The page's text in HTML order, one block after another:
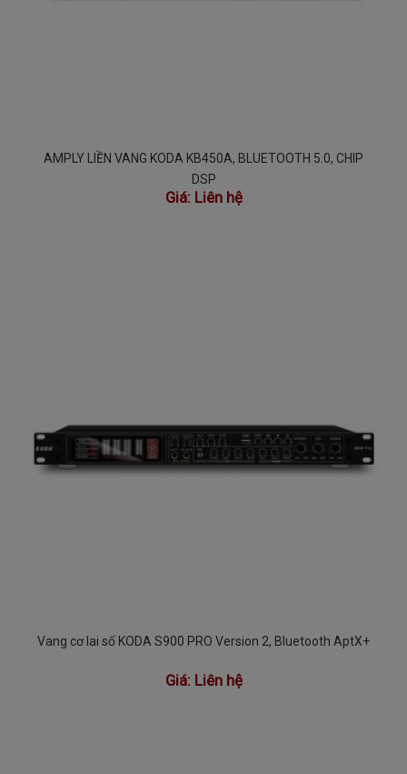
AMPLY LIỀN VANG KODA KB450A, BLUETOOTH 5.0, CHIP
DSP
Giá: Liên hệ
Vang cơ lai số KODA S900 PRO Version 2, Bluetooth AptX+
Giá: Liên hệ